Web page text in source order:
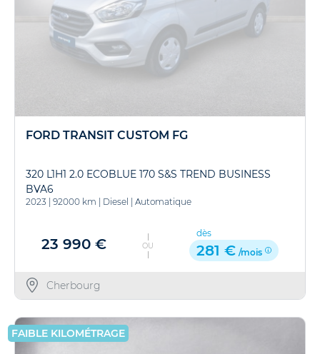
FORD TRANSIT CUSTOM FG
320 L1H1 2.0 ECOBLUE 170 S&S TREND BUSINESS
BVA6
2023 92000 km Diesel Automatique
23 990 € OU
dès
281 € /mois
Cherbourg
FAIBLE KILOMÉTRAGE